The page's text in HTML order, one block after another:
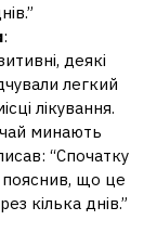
:
деякі
легкий
лікування.
минають
“Спочатку
пояснив, що це
кілька днів.”